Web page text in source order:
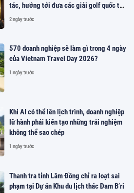
tác, hướng tới đưa các giải golf quốc tế
đến Việt Nam
2 ngày trước
570 doanh nghiệp sẽ làm gì trong 4 ngày
của Vietnam Travel Day 2026?
1 ngày trước
Khi AI có thể lên lịch trình, doanh nghiệp
lữ hành phải kiến tạo những trải nghiệm
không thể sao chép
1 ngày trước
Thanh tra tỉnh Lâm Đồng chỉ ra loạt sai
phạm tại Dự án Khu du lịch thác Đam B’ri